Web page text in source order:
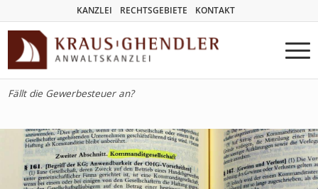
KANZLEI RECHTSGEBIETE KONTAKT
Fällt die Gewerbesteuer an?